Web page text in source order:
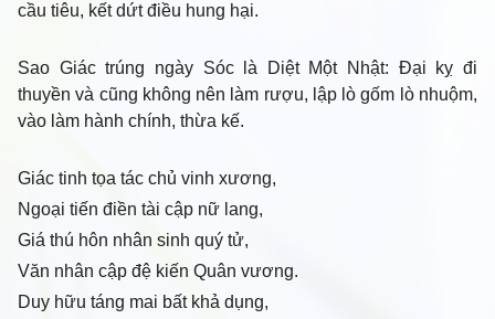
cầu tiêu, kết dứt điều hung hại.
Sao Giác trúng ngày Sóc là Diệt Một Nhật: Đại kỵ đi
thuyền và cũng không nên làm rượu, lập lò gốm lò nhuộm,
vào làm hành chính, thừa kế.
Giác tinh tọa tác chủ vinh xương,
Ngoại tiến điền tài cập nữ lang,
Giá thú hôn nhân sinh quý tử,
Văn nhân cập đệ kiến Quân vương.
Duy hữu táng mai bất khả dụng,